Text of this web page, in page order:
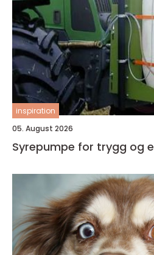
inspiration
05. August 2026
Syrepumpe for trygg og